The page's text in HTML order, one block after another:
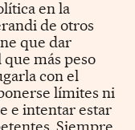
en la
de otros
que dar
más peso
con el
límites ni
e intentar estar